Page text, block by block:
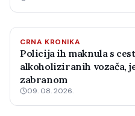
CRNA KRONIKA
Policija ih maknula s
alkoholiziranih vozača,
zabranom
09. 08. 2026.